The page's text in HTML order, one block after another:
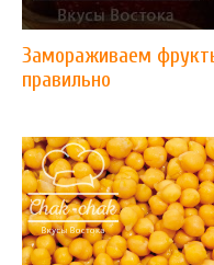
Замораживаем
правильно